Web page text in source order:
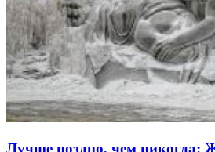
Лучше поздно, чем никогда: